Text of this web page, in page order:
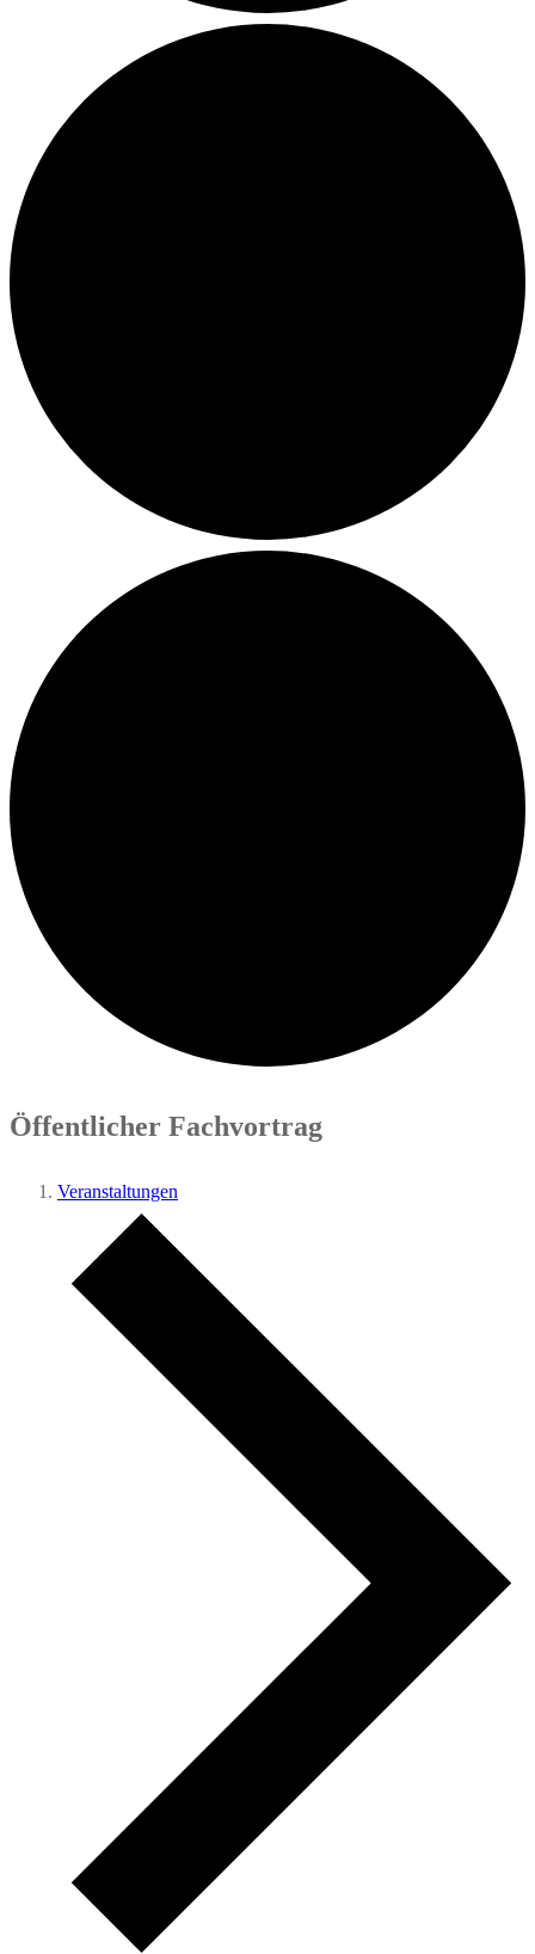
Öffentlicher Fachvortrag
Veranstaltungen